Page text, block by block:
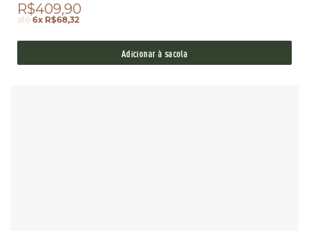
R$409,90
até6x R$68,32
Adicionar à sacola